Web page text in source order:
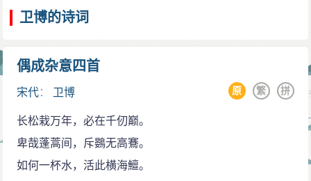
卫博的诗词
偶成杂意四首
宋代： 卫博 拼
繁
原
长松栽万年，必在千仞巅。
卑哉蓬蒿间，斥鷃无高鶱。
如何一杯水，活此横海鱣。